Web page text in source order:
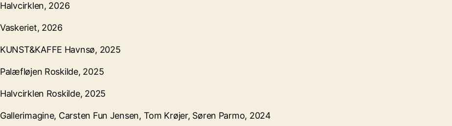
Halvcirklen, 2026
Vaskeriet, 2026
KUNST&KAFFE Havnsø, 2025
Palæfløjen Roskilde, 2025
Halvcirklen Roskilde, 2025
Gallerimagine, Carsten Fun Jensen, Tom Krøjer, Søren Parmo, 2024